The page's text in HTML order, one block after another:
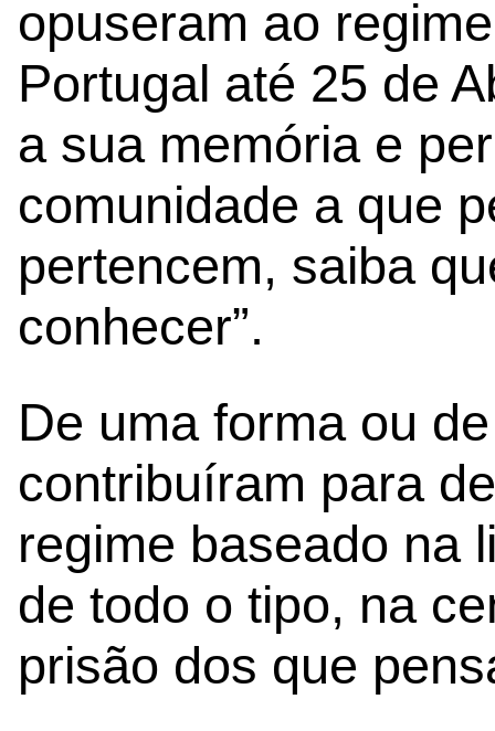
opuseram ao
Portugal até 25 de
a sua memória e
comunidade a que
pertencem, saiba
conhecer”.
De uma forma ou
contribuíram para
regime baseado na
de todo o tipo, na
prisão dos que